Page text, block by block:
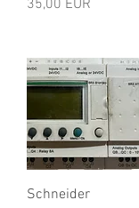
Ár
35,00 EUR
Schneider